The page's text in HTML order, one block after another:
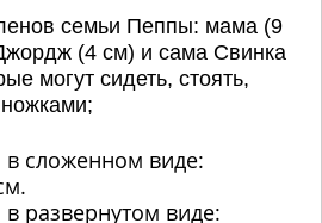
семьи Пеппы: мама (9
(4 см) и сама Свинка
могут сидеть, стоять,
сложенном виде:
развернутом виде: